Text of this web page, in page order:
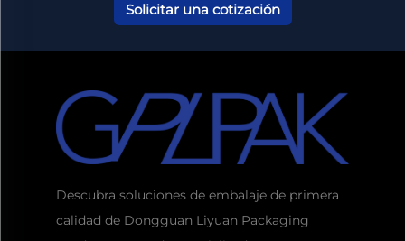
Solicitar una cotización
Descubra soluciones de embalaje de primera
calidad de Dongguan Liyuan Packaging